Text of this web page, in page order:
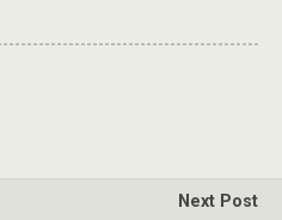
Next Post